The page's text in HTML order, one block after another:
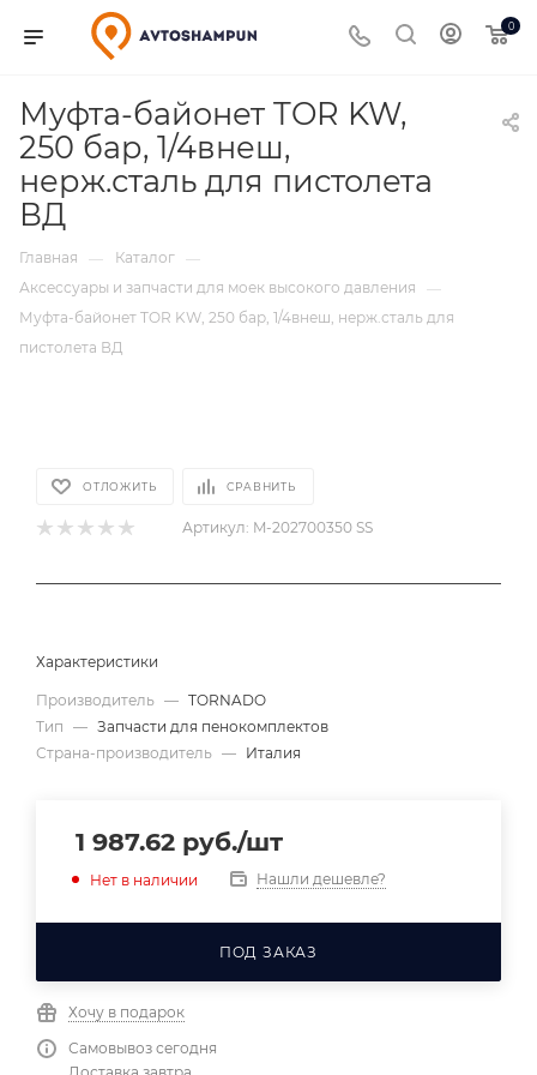
0
Муфта-байонет TOR KW,
250 бар, 1/4внеш,
нерж.сталь для пистолета
ВД
Главная — Каталог —
Аксессуары и запчасти для моек высокого давления
—
Муфта-байонет TOR KW, 250 бар, 1/4внеш, нерж.сталь для
пистолета ВД
ОТЛОЖИТЬ СРАВНИТЬ
Артикул: M-202700350 SS
Характеристики
Производитель — TORNADO
Тип — Запчасти для пенокомплектов
Страна-производитель — Италия
1 987.62 руб./шт
Нет в наличии Нашли дешевле?
ПОД ЗАКАЗ
Хочу в подарок
Самовывоз сегодня